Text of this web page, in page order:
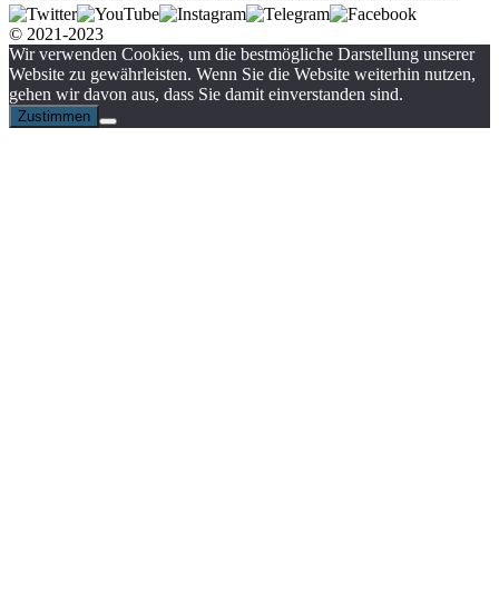
© 2021-2023
Wir verwenden Cookies, um die bestmögliche Darstellung unserer
Website zu gewährleisten. Wenn Sie die Website weiterhin nutzen,
gehen wir davon aus, dass Sie damit einverstanden sind.
Zustimmen